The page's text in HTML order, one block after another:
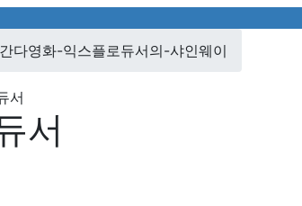
다영화-익스플로듀서의-샤인웨이
서
서